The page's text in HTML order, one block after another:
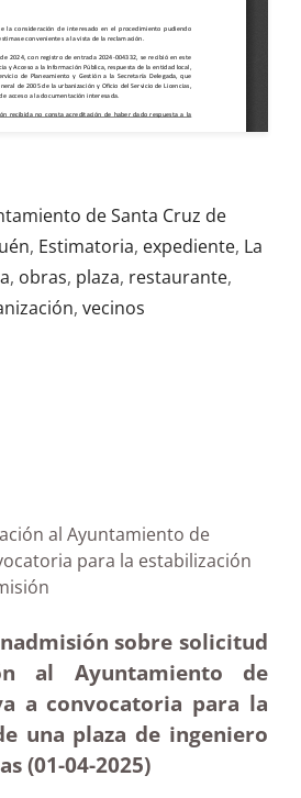
de Santa Cruz de
, Estimatoria, expediente, La
, obras, plaza, restaurante,
, vecinos
al Ayuntamiento de
para la estabilización
sobre solicitud
al Ayuntamiento de
a convocatoria para la
una plaza de ingeniero
(01-04-2025)